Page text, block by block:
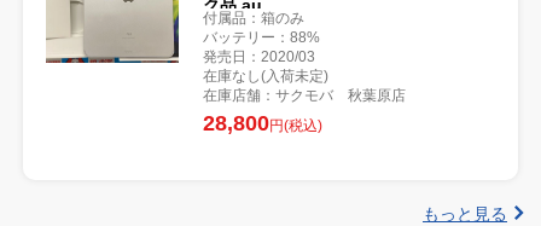
ク品 au
付属品：箱のみ
バッテリー：88%
発売日：2020/03
在庫なし(入荷未定)
在庫店舗：サクモバ 秋葉原店
28,800円(税込)
もっと見る